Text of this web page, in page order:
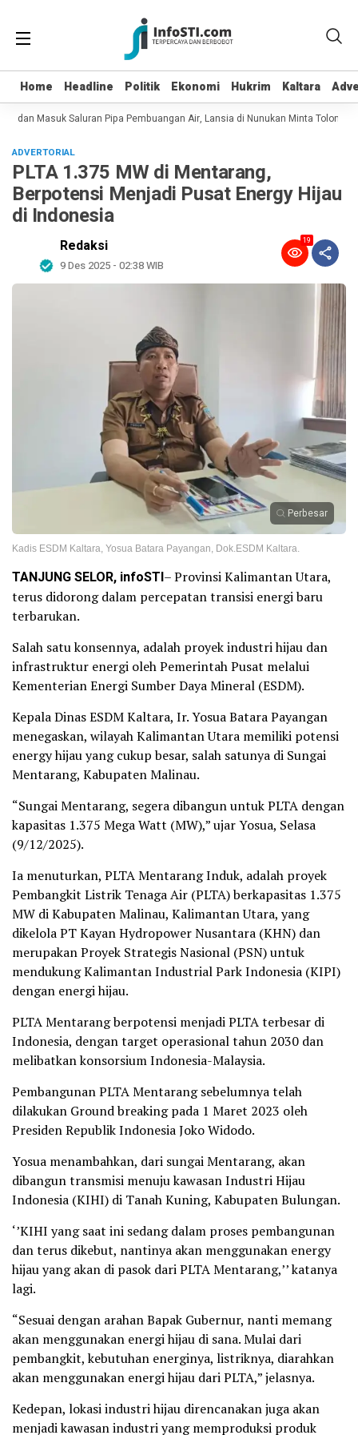
Home Headline Politik Ekonomi Hukrim Kaltara
Home Headline Politik Ekonomi Hukrim Kaltara
dan Masuk Saluran Pipa Pembuangan Air, Lansia di Nunukan Minta Tolong
ADVERTORIAL
PLTA 1.375 MW di Mentarang,
Berpotensi Menjadi Pusat Energy Hijau
di Indonesia
Redaksi
9 Des 2025 - 02:38 WIB
19
Perbesar
Kadis ESDM Kaltara, Yosua Batara Payangan, Dok.ESDM Kaltara.
TANJUNG SELOR, infoSTI– Provinsi Kalimantan Utara,
terus didorong dalam percepatan transisi energi baru
terbarukan.
Salah satu konsennya, adalah proyek industri hijau dan
infrastruktur energi oleh Pemerintah Pusat melalui
Kementerian Energi Sumber Daya Mineral (ESDM).
Kepala Dinas ESDM Kaltara, Ir. Yosua Batara Payangan
menegaskan, wilayah Kalimantan Utara memiliki potensi
energy hijau yang cukup besar, salah satunya di Sungai
Mentarang, Kabupaten Malinau.
“Sungai Mentarang, segera dibangun untuk PLTA dengan
kapasitas 1.375 Mega Watt (MW),” ujar Yosua, Selasa
(9/12/2025).
Ia menuturkan, PLTA Mentarang Induk, adalah proyek
Pembangkit Listrik Tenaga Air (PLTA) berkapasitas 1.375
MW di Kabupaten Malinau, Kalimantan Utara, yang
dikelola PT Kayan Hydropower Nusantara (KHN) dan
merupakan Proyek Strategis Nasional (PSN) untuk
mendukung Kalimantan Industrial Park Indonesia (KIPI)
dengan energi hijau.
PLTA Mentarang berpotensi menjadi PLTA terbesar di
Indonesia, dengan target operasional tahun 2030 dan
melibatkan konsorsium Indonesia-Malaysia.
Pembangunan PLTA Mentarang sebelumnya telah
dilakukan Ground breaking pada 1 Maret 2023 oleh
Presiden Republik Indonesia Joko Widodo.
Yosua menambahkan, dari sungai Mentarang, akan
dibangun transmisi menuju kawasan Industri Hijau
Indonesia (KIHI) di Tanah Kuning, Kabupaten Bulungan.
‘’KIHI yang saat ini sedang dalam proses pembangunan
dan terus dikebut, nantinya akan menggunakan energy
hijau yang akan di pasok dari PLTA Mentarang,’’ katanya
lagi.
“Sesuai dengan arahan Bapak Gubernur, nanti memang
akan menggunakan energi hijau di sana. Mulai dari
pembangkit, kebutuhan energinya, listriknya, diarahkan
akan menggunakan energi hijau dari PLTA,” jelasnya.
Kedepan, lokasi industri hijau direncanakan juga akan
menjadi kawasan industri yang memproduksi produk